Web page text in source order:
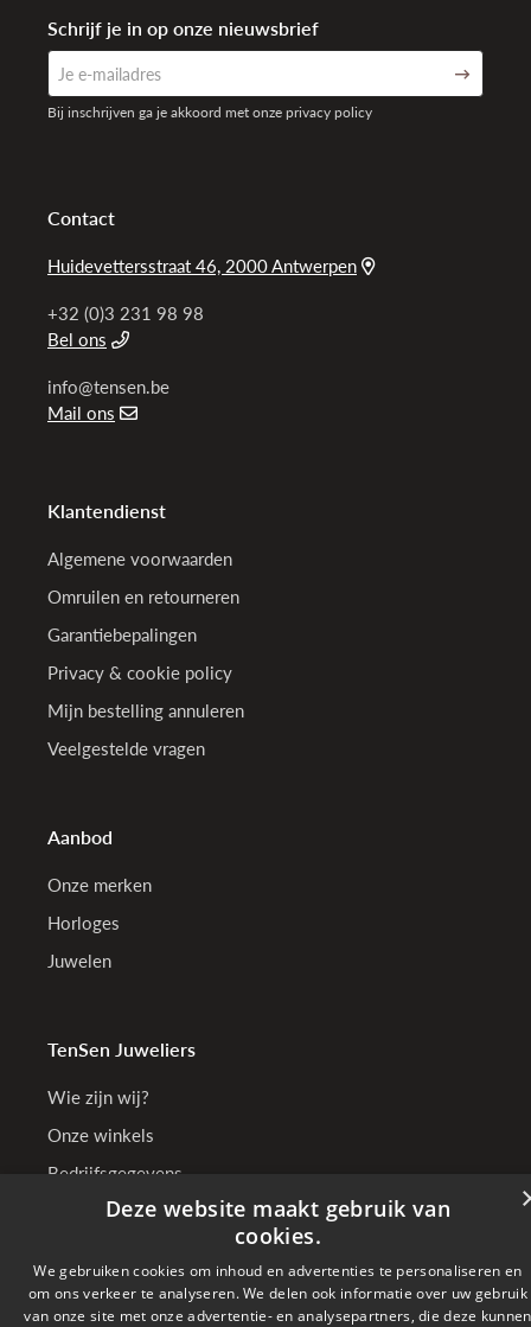
Contact
Huidevettersstraat 46, 2000 Antwerpen
+32 (0)3 231 98 98
Bel ons
info@tensen.be
Mail ons
Klantendienst
Algemene voorwaarden
Omruilen en retourneren
Garantiebepalingen
Privacy & cookie policy
Mijn bestelling annuleren
Veelgestelde vragen
Aanbod
Onze merken
Horloges
Juwelen
TenSen Juweliers
Wie zijn wij?
Onze winkels
Bedrijfsgegevens
Schrijf je in op onze nieuwsbrief
Bij inschrijven ga je akkoord met onze privacy policy
Online betalen met
Deze website maakt gebruik van
cookies.
We gebruiken cookies om inhoud en advertenties te personaliseren en
om ons verkeer te analyseren. We delen ook informatie over uw gebruik
van onze site met onze advertentie- en analysepartners, die deze kunnen